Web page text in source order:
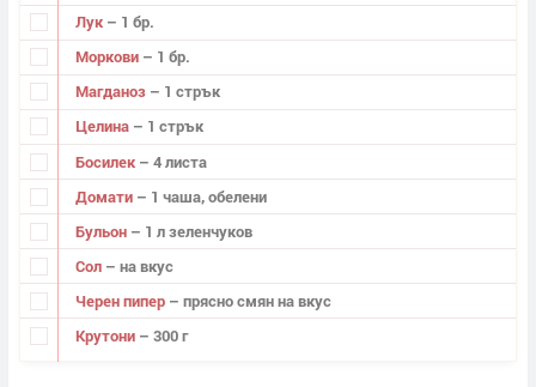
Лук – 1 бр.
Моркови – 1 бр.
Магданоз – 1 стрък
Целина – 1 стрък
Босилек – 4 листа
Домати – 1 чаша, обелени
Бульон – 1 л зеленчуков
Сол – на вкус
Черен пипер – прясно смян на вкус
Крутони – 300 г